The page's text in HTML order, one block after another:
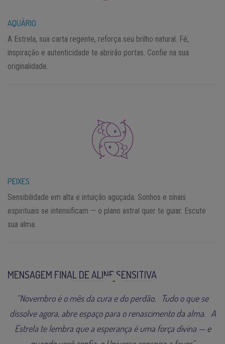
AQUÁRIO
A Estrela, sua carta regente, reforça seu brilho natural. Fé,
inspiração e autenticidade te abrirão portas. Confie na sua
originalidade.
PEIXES
Sensibilidade em alta e intuição aguçada. Sonhos e sinais
espirituais se intensificam — o plano astral quer te guiar. Escute
sua alma.
MENSAGEM FINAL DE ALINE SENSITIVA
“Novembro é o mês da cura e do perdão. Tudo o que se
dissolve agora, abre espaço para o renascimento da alma. A
Estrela te lembra que a esperança é uma força divina — e